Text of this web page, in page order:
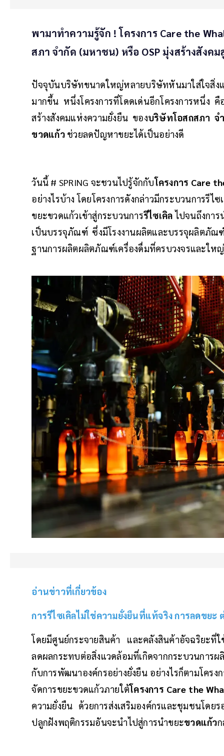
พามาทำความรู้จัก ! โครงการ Care the
สภา จำกัด (มหาชน) หรือ OSP มุ่งสร้างสังค
ปัจจุบันบริษัทขนาดใหญ่หลายบริษัทหันมาใส่ใจสิ่ง
มากขึ้น หนึ่งโครงการที่โดดเด่นอีกโครงการหนึ่ง
สร้างสังคมแห่งความยั่งยืน ของบริษัทโอสถสภา จ
ขวดแก้วช่วยลดปัญหาขยะได้เป็นอย่างดี
วันนี้ # SPRING จะชวนไปรู้จักกับโครงการ Care
อย่างไรบ้าง โดยโครงการดังกล่าวมีกระบวนการรี
ขยะขวดแก้วเข้าสู่กระบวนการรีไซเคิล ไปจนถึงกา
เป็นบรรจุภัณฑ์ ซึ่งมีโรงงานผลิตและบรรจุผลิตภัณ
ฐานการผลิตผลิตภัณฑ์เครื่องดื่มที่ครบวงจรและให
อ่านข่าวที่เกี่ยวข้อง
การรีไซเคิลไม่ใช่ความยั่งยืนที่แท้จริง การลดขยะ
โดยมีศูนย์กระจายสินค้า และคลังสินค้าอัจฉริยะที่
ลดผลกระทบต่อสิ่งแวดล้อมที่เกิดจากกระบวนการ
กับการพัฒนาองค์กรอย่างยั่งยืน อย่างไรก็ตามโคร
จัดการขยะขวดแก้วภายใต้โครงการ Care the
ความยั่งยืน ด้วยการส่งเสริมองค์กรและชุมชนโด
ปลูกฝังพฤติกรรมอันจะนำไปสู่การนำขยะขวดแก้ว